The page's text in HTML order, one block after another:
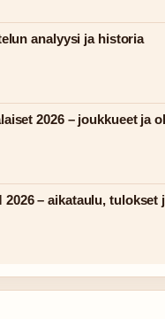
analyysi ja historia
2026 – joukkueet ja
– aikataulu, tulokset